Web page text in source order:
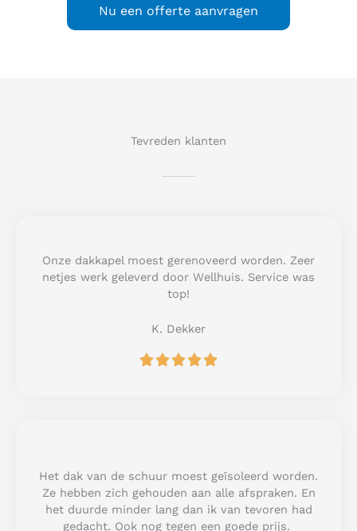
Nu een offerte aanvragen
Tevreden klanten
Onze dakkapel moest gerenoveerd worden. Zeer
netjes werk geleverd door Wellhuis. Service was
top!
K. Dekker
R
u
t
o
f
Het dak van de schuur moest geïsoleerd worden.
Ze hebben zich gehouden aan alle afspraken. En
het duurde minder lang dan ik van tevoren had
gedacht. Ook nog tegen een goede prijs.